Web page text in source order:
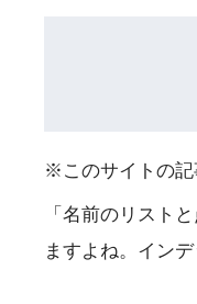
※このサイトの記
「名前のリスト
ますよね。イン